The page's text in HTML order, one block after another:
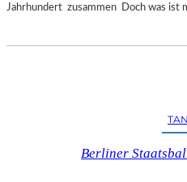
Jahrhundert zusammen Doch was ist
Berliner